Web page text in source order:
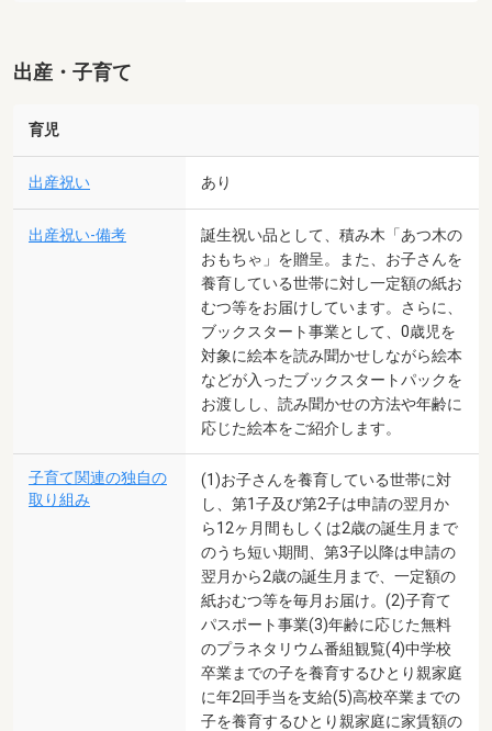
出産・子育て
育児
出産祝い あり
出産祝い-備考
誕生祝い品として、積み木「あつ木の
おもちゃ」を贈呈。また、お子さんを
養育している世帯に対し一定額の紙お
むつ等をお届けしています。さらに、
ブックスタート事業として、0歳児を
対象に絵本を読み聞かせしながら絵本
などが入ったブックスタートパックを
お渡しし、読み聞かせの方法や年齢に
応じた絵本をご紹介します。
子育て関連の独自の
取り組み
(1)お子さんを養育している世帯に対
し、第1子及び第2子は申請の翌月か
ら12ヶ月間もしくは2歳の誕生月まで
のうち短い期間、第3子以降は申請の
翌月から2歳の誕生月まで、一定額の
紙おむつ等を毎月お届け。(2)子育て
パスポート事業(3)年齢に応じた無料
のプラネタリウム番組観覧(4)中学校
卒業までの子を養育するひとり親家庭
に年2回手当を支給(5)高校卒業までの
子を養育するひとり親家庭に家賃額の